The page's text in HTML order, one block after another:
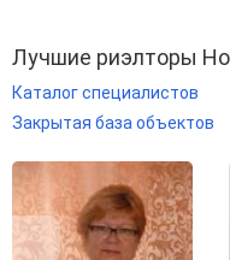
Лучшие риэлторы
Каталог специалистов
Закрытая база объектов